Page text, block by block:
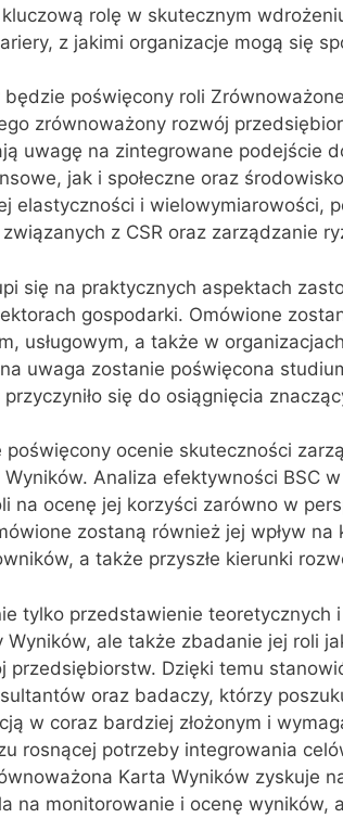
rolę w skutecznym
z jakimi organizacje mogą się
poświęcony roli
zrównoważony rozwój
uwagę na zintegrowane podejście
jak i społeczne oraz
elastyczności i wielowymiarowości,
z CSR oraz zarządzanie
się na praktycznych aspektach
gospodarki. Omówione
usługowym, a także w
uwaga zostanie poświęcona
się do osiągnięcia
ocenie skuteczności
Analiza efektywności BSC
na ocenę jej korzyści zarówno w
zostaną również jej wpływ
a także przyszłe kierunki
tylko przedstawienie teoretycznych
ale także zbadanie jej roli
przedsiębiorstw. Dzięki temu
oraz badaczy, którzy
w coraz bardziej złożonym i
rosnącej potrzeby integrowania
Karta Wyników zyskuje
na monitorowanie i ocenę wyników,